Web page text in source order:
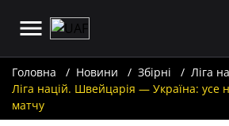
Головна Новини Збірні
Ліга
Ліга націй. Швейцарія — Україна: усе
матчу